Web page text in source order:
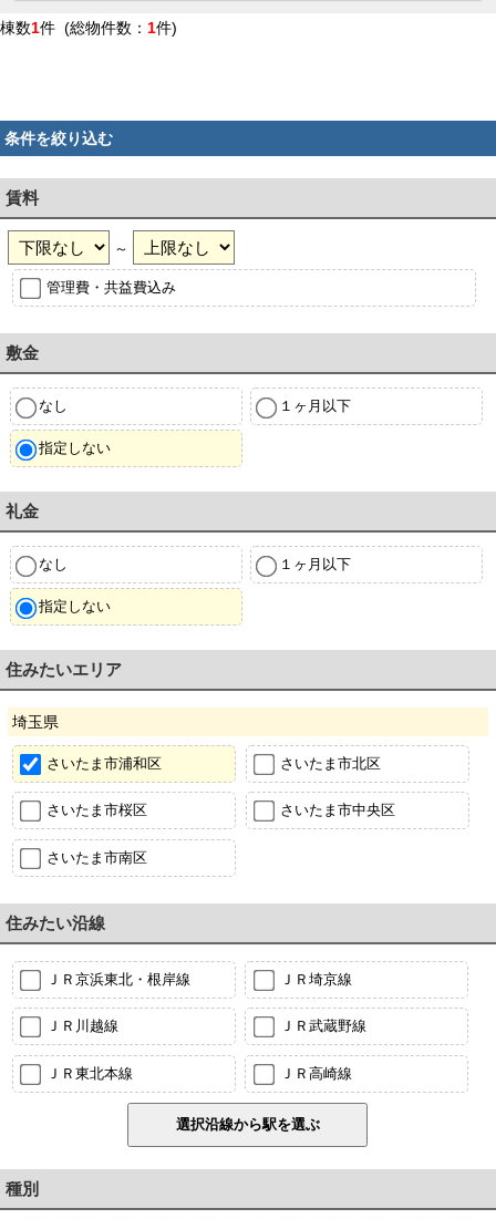
棟数1件 (総物件数： 1件)
条件を絞り込む
賃料
～
管理費・共益費込み
敷金
なし １ヶ月以下
指定しない
礼金
なし １ヶ月以下
指定しない
住みたいエリア
埼玉県
さいたま市浦和区 さいたま市北区
さいたま市桜区 さいたま市中央区
さいたま市南区
住みたい沿線
ＪＲ京浜東北・根岸線 ＪＲ埼京線
ＪＲ川越線 ＪＲ武蔵野線
ＪＲ東北本線 ＪＲ高崎線
種別